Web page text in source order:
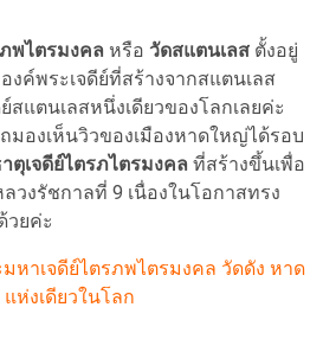
พไตรมงคล หรือ วัดสแตนเลส ตั้งอยู่
งค์พระเจดีย์ที่สร้างจากสแตนเลส
สแตนเลสหนึ่งเดียวของโลกเลยค่ะ
มองเห็นวิวของเมืองหาดใหญ่ได้รอบ
ตุเจดีย์ไตรภไตรมงคล ที่สร้างขึ้นเพื่อ
วงรัชกาลที่ 9 เนื่องในโอกาสทรง
วยค่ะ
หาเจดีย์ไตรภพไตรมงคล วัดดัง หาด
ห่งเดียวในโลก